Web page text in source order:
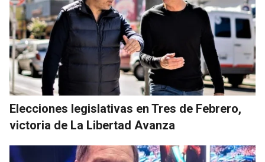
Elecciones legislativas en Tres de Febrero,
victoria de La Libertad Avanza